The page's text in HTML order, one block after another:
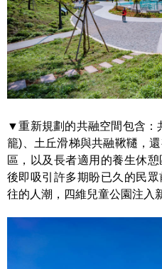
▼重新規劃的共融空間包含：
籠)、土丘滑梯與共融鞦韆，
區，以及長者適用的養生休
後即吸引許多期盼已久的民
往的人潮，四維兒童公園注入